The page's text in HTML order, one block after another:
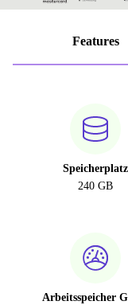
Features
Speicherplatz
240 GB
Arbeitsspeicher